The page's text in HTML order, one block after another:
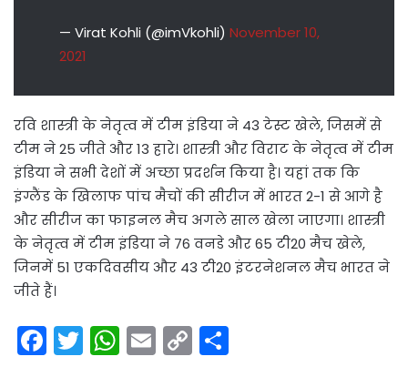
— Virat Kohli (@imVkohli) November 10,
2021
रवि शास्त्री के नेतृत्व में टीम इंडिया ने 43 टेस्ट खेले, जिसमें से
टीम ने 25 जीते और 13 हारे। शास्त्री और विराट के नेतृत्व में टीम
इंडिया ने सभी देशों में अच्छा प्रदर्शन किया है। यहां तक कि
इंग्लैंड के खिलाफ पांच मैचों की सीरीज में भारत 2-1 से आगे है
और सीरीज का फाइनल मैच अगले साल खेला जाएगा। शास्त्री
के नेतृत्व में टीम इंडिया ने 76 वनडे और 65 टी20 मैच खेले,
जिनमें 51 एकदिवसीय और 43 टी20 इंटरनेशनल मैच भारत ने
जीते हैं।
F T W E C